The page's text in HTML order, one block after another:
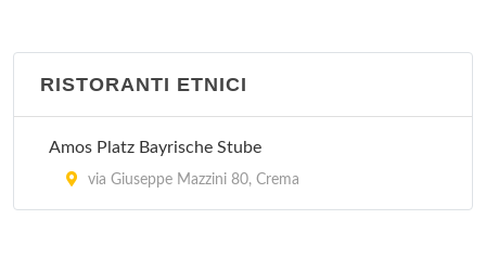
RISTORANTI ETNICI
Amos Platz Bayrische Stube
via Giuseppe Mazzini 80, Crema